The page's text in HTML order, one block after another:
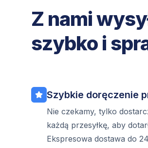
Z nami
szybko i
Szybkie doręczenie
Nie czekamy, tylko
każdą przesyłkę, aby
Ekspresowa dostawa do